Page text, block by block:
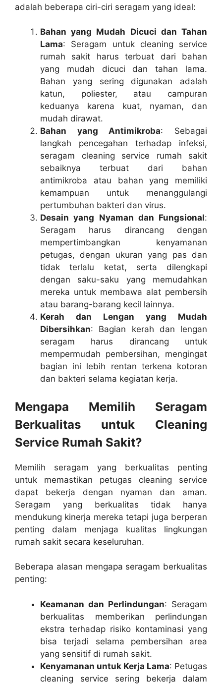
adalah beberapa ciri-ciri seragam yang ideal:
Bahan yang Mudah Dicuci dan Tahan
Lama: Seragam untuk cleaning service
rumah sakit harus terbuat dari bahan
yang mudah dicuci dan tahan lama.
Bahan yang sering digunakan adalah
katun, poliester, atau campuran
keduanya karena kuat, nyaman, dan
mudah dirawat.
Bahan yang Antimikroba: Sebagai
langkah pencegahan terhadap infeksi,
seragam cleaning service rumah sakit
sebaiknya terbuat dari bahan
antimikroba atau bahan yang memiliki
kemampuan untuk menanggulangi
pertumbuhan bakteri dan virus.
Desain yang Nyaman dan Fungsional:
Seragam harus dirancang dengan
mempertimbangkan kenyamanan
petugas, dengan ukuran yang pas dan
tidak terlalu ketat, serta dilengkapi
dengan saku-saku yang memudahkan
mereka untuk membawa alat pembersih
atau barang-barang kecil lainnya.
Kerah dan Lengan yang Mudah
Dibersihkan: Bagian kerah dan lengan
seragam harus dirancang untuk
mempermudah pembersihan, mengingat
bagian ini lebih rentan terkena kotoran
dan bakteri selama kegiatan kerja.
Mengapa Memilih Seragam
Berkualitas untuk Cleaning
Service Rumah Sakit?
Memilih seragam yang berkualitas penting
untuk memastikan petugas cleaning service
dapat bekerja dengan nyaman dan aman.
Seragam yang berkualitas tidak hanya
mendukung kinerja mereka tetapi juga berperan
penting dalam menjaga kualitas lingkungan
rumah sakit secara keseluruhan.
Beberapa alasan mengapa seragam berkualitas
penting:
Keamanan dan Perlindungan: Seragam
berkualitas memberikan perlindungan
ekstra terhadap risiko kontaminasi yang
bisa terjadi selama pembersihan area
yang sensitif di rumah sakit.
Kenyamanan untuk Kerja Lama: Petugas
cleaning service sering bekerja dalam